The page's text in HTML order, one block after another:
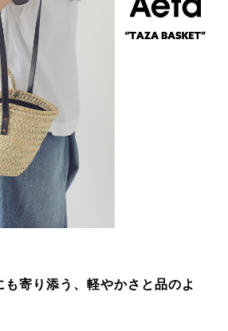
も寄り添う、軽やかさと品のよ